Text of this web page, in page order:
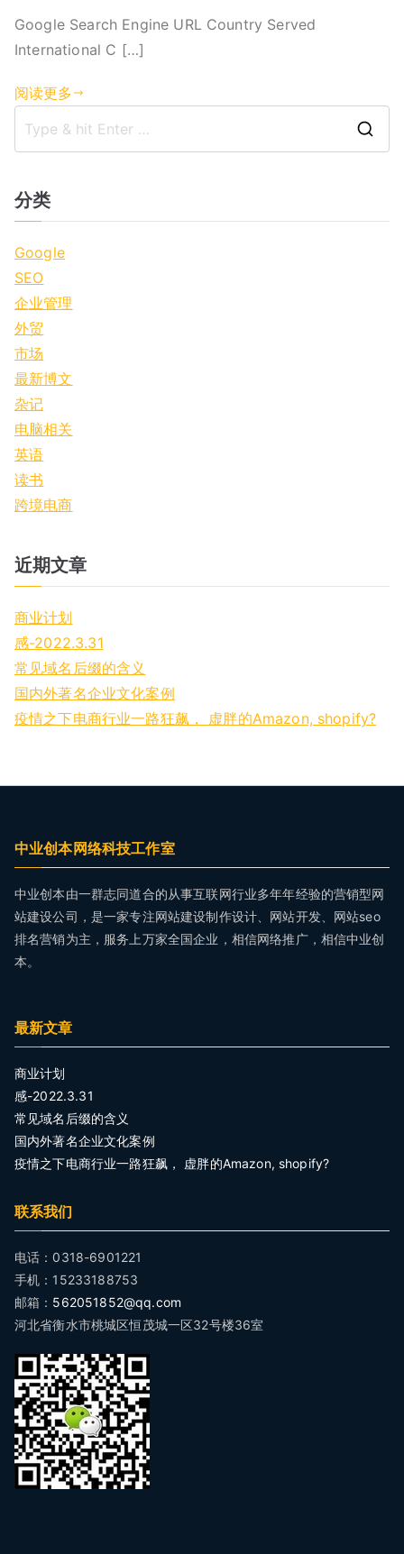
Google Search Engine URL Country Served
International C […]
阅读更多
分类
Google
SEO
企业管理
外贸
市场
最新博文
杂记
电脑相关
英语
读书
跨境电商
近期文章
商业计划
感-2022.3.31
常见域名后缀的含义
国内外著名企业文化案例
疫情之下电商行业一路狂飙， 虚胖的Amazon, shopify?
中业创本网络科技工作室
中业创本由一群志同道合的从事互联网行业多年年经验的营销型网
站建设公司，是一家专注网站建设制作设计、网站开发、网站seo
排名营销为主，服务上万家全国企业，相信网络推广，相信中业创
本。
最新文章
商业计划
感-2022.3.31
常见域名后缀的含义
国内外著名企业文化案例
疫情之下电商行业一路狂飙， 虚胖的Amazon, shopify?
联系我们
电话：0318-6901221
手机：15233188753
邮箱： 562051852@qq.com
河北省衡水市桃城区恒茂城一区32号楼36室